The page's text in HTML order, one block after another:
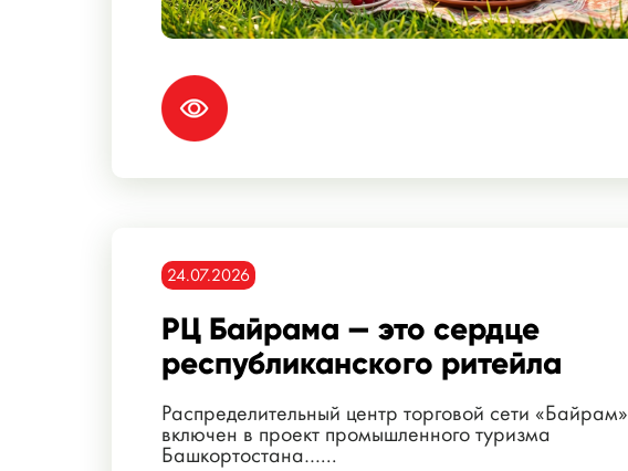
24.07.2026
РЦ Байрама — это сердце
республиканского ритейла
Распределительный центр торговой сети «Байрам»
включен в проект промышленного туризма
Башкортостана…...